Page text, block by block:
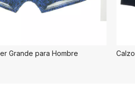
Grande para Hombre